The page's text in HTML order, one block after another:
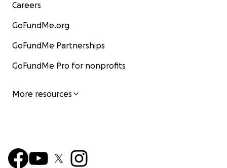
Careers
GoFundMe.org
GoFundMe Partnerships
GoFundMe Pro for nonprofits
More resources